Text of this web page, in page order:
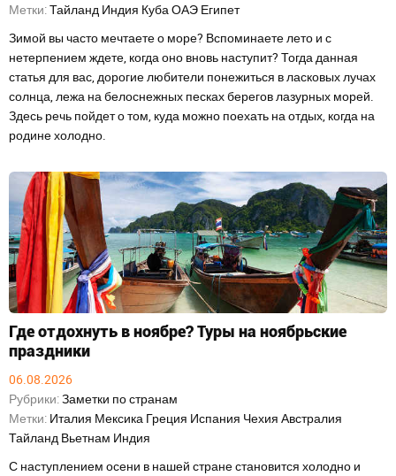
Метки:Тайланд Индия КубаОАЭ Египет
Зимой вы часто мечтаете о море? Вспоминаете лето и с
нетерпением ждете, когда оно вновь наступит? Тогда данная
статья для вас, дорогие любители понежиться в ласковых лучах
солнца, лежа на белоснежных песках берегов лазурных морей.
Здесь речь пойдет о том, куда можно поехать на отдых, когда на
родине холодно.
Где отдохнуть в ноябре? Туры на ноябрьские
праздники
06.08.2026
Рубрики:Заметки по странам
Метки: Италия Мексика Греция Испания Чехия Австралия
Тайланд Вьетнам Индия
С наступлением осени в нашей стране становится холодно и